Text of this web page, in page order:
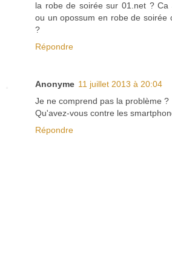
la robe de soirée sur 01.net ?
ou un opossum en robe de soirée
?
Répondre
Anonyme 11 juillet 2013 à 20:04
Je ne comprend pas la problème ?
Qu'avez-vous contre les
Répondre